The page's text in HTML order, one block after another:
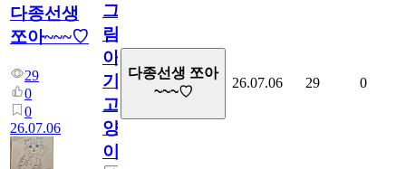
다종선생
쪼아~~~♡
29
0
0
26.07.06
그
림...
아
기
고
양
이
다종선생 쪼아
~~~♡
26.07.06 29 0